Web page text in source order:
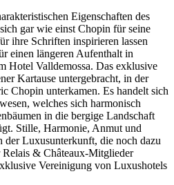
Eigenschaften des
gar wie einst Chopin für seine
ihre Schriften inspirieren lassen
einen längeren Aufenthalt in
Hotel Valldemossa. Das exklusive
Kartause untergebracht, in der
Chopin unterkamen. Es handelt sich
welches sich harmonisch
in die bergige Landschaft
Stille, Harmonie, Anmut und
der Luxusunterkunft, die noch dazu
& Châteaux-Mitglieder
Vereinigung von Luxushotels